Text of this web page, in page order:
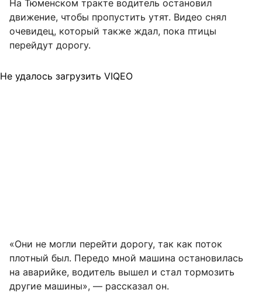
На Тюменском тракте водитель остановил
движение, чтобы пропустить утят. Видео снял
очевидец, который также ждал, пока птицы
перейдут дорогу.
Не удалось загрузить VIQEO
«Они не могли перейти дорогу, так как поток
плотный был. Передо мной машина остановилась
на аварийке, водитель вышел и стал тормозить
другие машины», — рассказал он.